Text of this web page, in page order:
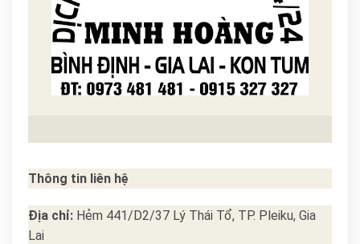
Thông tin liên hệ
Địa chỉ: Hẻm 441/D2/37 Lý Thái Tổ, TP. Pleiku, Gia
Lai